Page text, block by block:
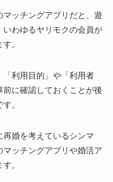
マッチングアプリだと、遊
わゆるヤリモクの会員が
。
利用目的」や「利用者
に確認しておくことが後
。
婚を考えているシンマ
ッチングアプリや婚活ア
。